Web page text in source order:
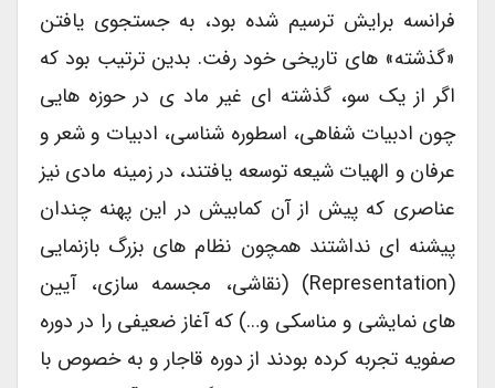
فرانسه برایش ترسیم شده بود، به جستجوی یافتن
«گذشته» های تاریخی خود رفت. بدین ترتیب بود که
اگر از یک سو، گذشته ای غیر ماد ی در حوزه هایی
چون ادبیات شفاهی، اسطوره شناسی، ادبیات و شعر و
عرفان و الهیات شیعه توسعه یافتند، در زمینه مادی نیز
عناصری که پیش از آن کمابیش در این پهنه چندان
پیشنه ای نداشتند همچون نظام های بزرگ بازنمایی
(representation) (نقاشی، مجسمه سازی، آیین
های نمایشی و مناسکی و…) که آغاز ضعیفی را در دوره
صفویه تجربه کرده بودند از دوره قاجار و به خصوص با